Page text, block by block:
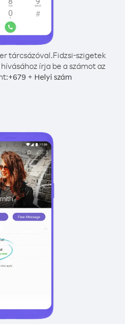
tárcsázóval.Fidzsi-szigetek
írja be a számot az
+679 + Helyi szám